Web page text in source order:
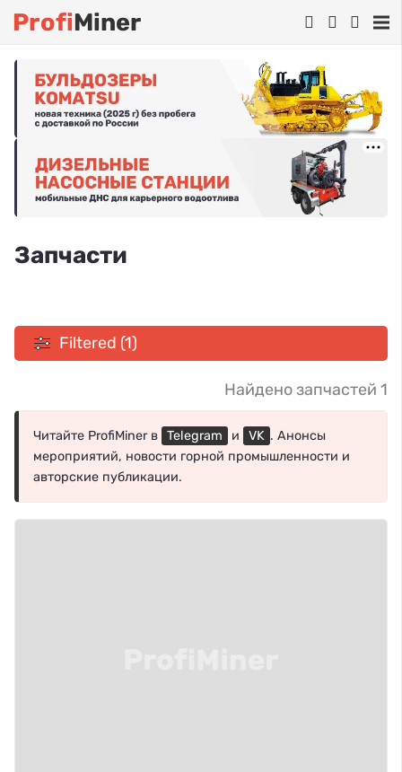
ProfiMiner
Запчасти
Filtered (1)
Найдено запчастей 1
Читайте ProfiMiner в Telegram и VK . Анонсы
мероприятий, новости горной промышленности и
авторские публикации.